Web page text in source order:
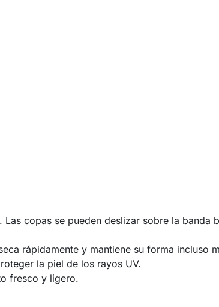
copas se pueden deslizar sobre la banda
rápidamente y mantiene su forma incluso
la piel de los rayos UV.
fresco y ligero.